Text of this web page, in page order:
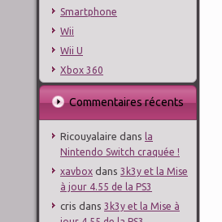
Smartphone
Wii
Wii U
Xbox 360
Commentaires récents
Ricouyalaire dans la
Nintendo Switch craquée !
xavbox dans 3k3y et la Mise
à jour 4.55 de la PS3
cris dans 3k3y et la Mise à